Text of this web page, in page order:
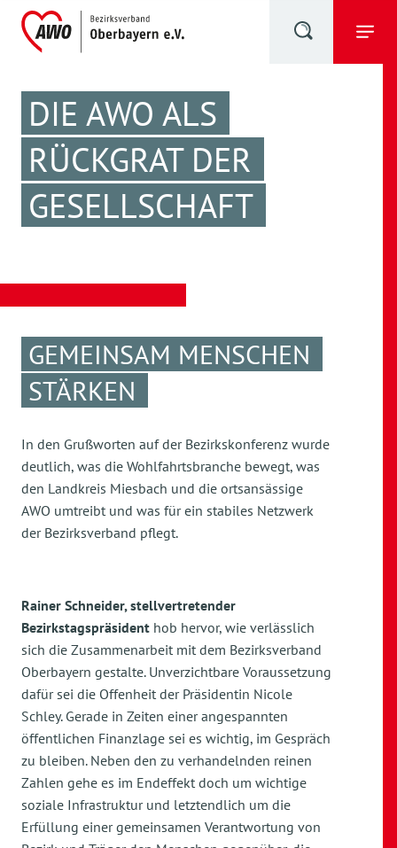
DIE AWO ALS
RÜCKGRAT DER
GESELLSCHAFT
GEMEINSAM MENSCHEN
STÄRKEN
In den Grußworten auf der Bezirkskonferenz wurde
deutlich, was die Wohlfahrtsbranche bewegt, was
den Landkreis Miesbach und die ortsansässige
AWO umtreibt und was für ein stabiles Netzwerk
der Bezirksverband pflegt.
Rainer Schneider, stellvertretender
Bezirkstagspräsident hob hervor, wie verlässlich
sich die Zusammenarbeit mit dem Bezirksverband
Oberbayern gestalte. Unverzichtbare Voraussetzung
dafür sei die Offenheit der Präsidentin Nicole
Schley. Gerade in Zeiten einer angespannten
öffentlichen Finanzlage sei es wichtig, im Gespräch
zu bleiben. Neben den zu verhandelnden reinen
Zahlen gehe es im Endeffekt doch um wichtige
soziale Infrastruktur und letztendlich um die
Erfüllung einer gemeinsamen Verantwortung von